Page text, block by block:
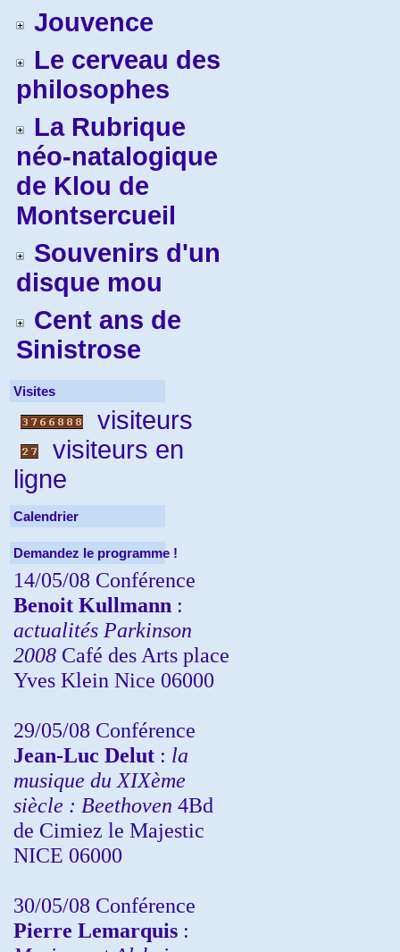
Jouvence
Le cerveau des
philosophes
La Rubrique
néo-natalogique
de Klou de
Montsercueil
Souvenirs d'un
disque mou
Cent ans de
Sinistrose
Visites
visiteurs
visiteurs en
ligne
Calendrier
Demandez le programme !
14/05/08 Conférence
Benoit Kullmann :
actualités Parkinson
2008 Café des Arts place
Yves Klein Nice 06000
29/05/08 Conférence
Jean-Luc Delut : la
musique du XIXème
siècle : Beethoven 4Bd
de Cimiez le Majestic
NICE 06000
30/05/08 Conférence
Pierre Lemarquis :